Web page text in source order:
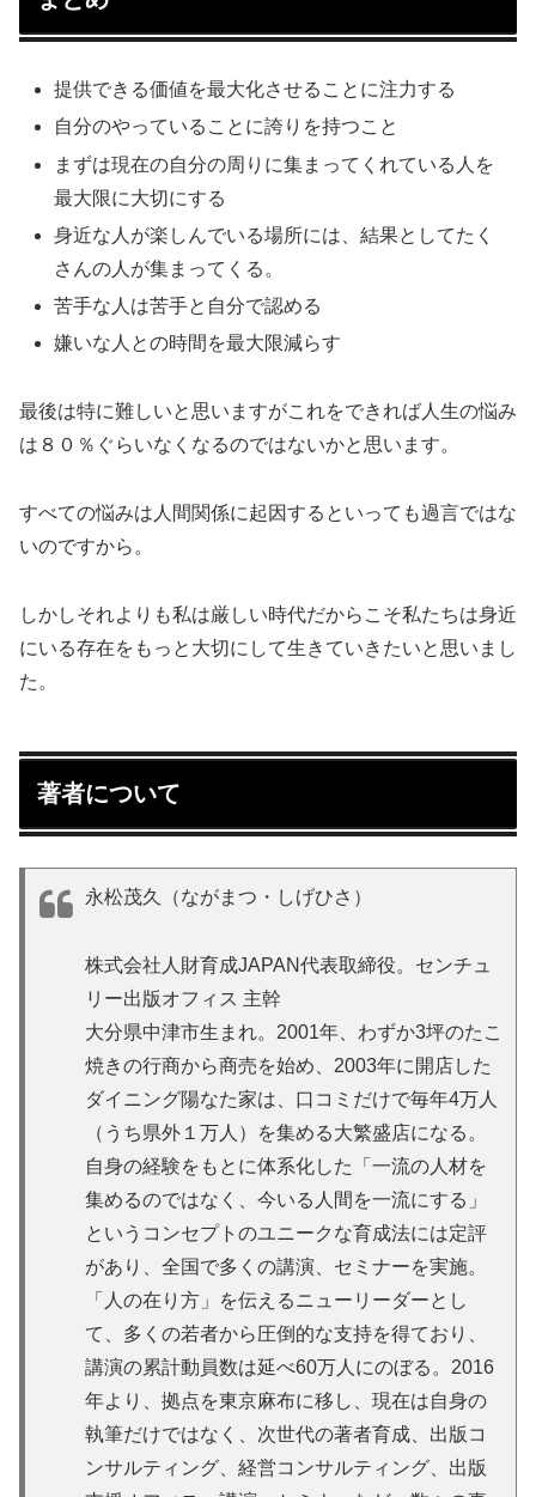
提供できる価値を最大化させることに注力する
自分のやっていることに誇りを持つこと
まずは現在の自分の周りに集まってくれている人を
最大限に大切にする
身近な人が楽しんでいる場所には、結果としてたく
さんの人が集まってくる。
苦手な人は苦手と自分で認める
嫌いな人との時間を最大限減らす
最後は特に難しいと思いますがこれをできれば人生の悩み
は８０％ぐらいなくなるのではないかと思います。
すべての悩みは人間関係に起因するといっても過言ではな
いのですから。
しかしそれよりも私は厳しい時代だからこそ私たちは身近
にいる存在をもっと大切にして生きていきたいと思いまし
た。
著者について
永松茂久（ながまつ・しげひさ）
株式会社人財育成JAPAN代表取締役。センチュ
リー出版オフィス 主幹
大分県中津市生まれ。2001年、わずか3坪のたこ
焼きの行商から商売を始め、2003年に開店した
ダイニング陽なた家は、口コミだけで毎年4万人
（うち県外１万人）を集める大繁盛店になる。
自身の経験をもとに体系化した「一流の人材を
集めるのではなく、今いる人間を一流にする」
というコンセプトのユニークな育成法には定評
があり、全国で多くの講演、セミナーを実施。
「人の在り方」を伝えるニューリーダーとし
て、多くの若者から圧倒的な支持を得ており、
講演の累計動員数は延べ60万人にのぼる。2016
年より、拠点を東京麻布に移し、現在は自身の
執筆だけではなく、次世代の著者育成、出版コ
ンサルティング、経営コンサルティング、出版